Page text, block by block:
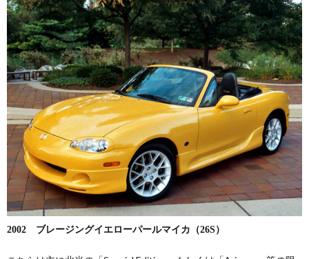
2002 ブレージングイエローパールマイカ（26S）